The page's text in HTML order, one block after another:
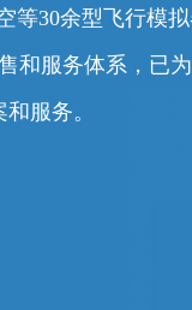
等30余型飞行模
和服务体系，已
服务。